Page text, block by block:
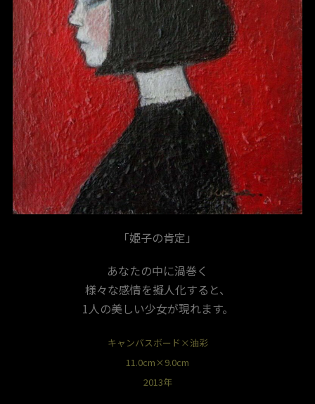
「姫子の肯定」
あなたの中に渦巻く
様々な感情を擬人化すると、
1人の美しい少女が現れます。
キャンバスボード×油彩
11.0cm×9.0cm
2013年